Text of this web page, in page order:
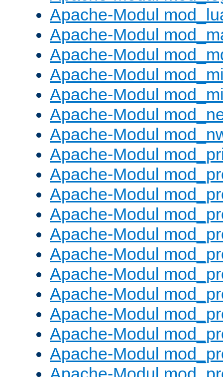
Apache-Modul
Apache-Modul
Apache-Modul
Apache-Modul
Apache-Modul
Apache-Modul
Apache-Modul
Apache-Modul
Apache-Modul
Apache-Modul
Apache-Modul
Apache-Modul
Apache-Modul
Apache-Modul
Apache-Modul
Apache-Modul
Apache-Modul
Apache-Modul